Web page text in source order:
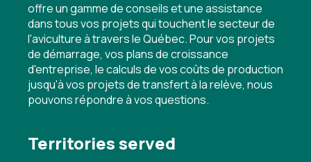
offre un gamme de conseils et une assistance
dans tous vos projets qui touchent le secteur de
l'aviculture à travers le Québec. Pour vos projets
de démarrage, vos plans de croissance
d'entreprise, le calculs de vos coûts de production
jusqu'à vos projets de transfert à la relève, nous
pouvons répondre à vos questions.
Territories served